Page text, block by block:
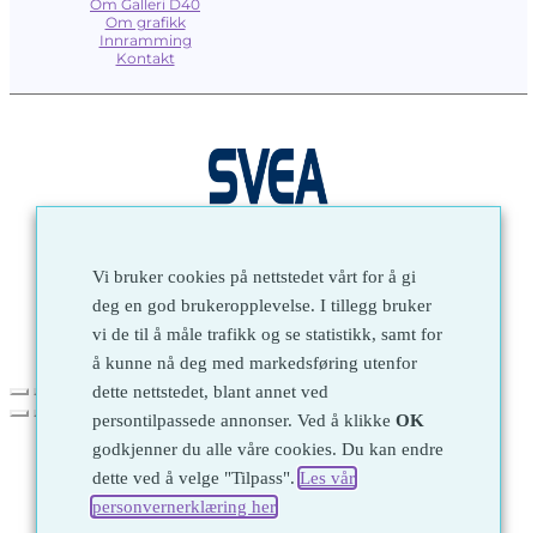
Om Galleri D40
Om grafikk
Innramming
Kontakt
Utviklet av Kjetil Moen Nettservice AS
Vi bruker cookies på nettstedet vårt for å gi
deg en god brukeropplevelse. I tillegg bruker
vi de til å måle trafikk og se statistikk, samt for
å kunne nå deg med markedsføring utenfor
dette nettstedet, blant annet ved
persontilpassede annonser. Ved å klikke OK
godkjenner du alle våre cookies. Du kan endre
dette ved å velge "Tilpass". Les vår
personvernerklæring her